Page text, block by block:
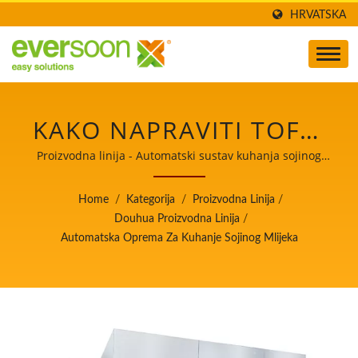
HRVATSKA
KAKO NAPRAVITI TOFU,
PROIZVODNJA TOFUA,
IZRADA TOFUA, PROCES
IZRADE TOFUA,
PROCES PROIZVODNJE
TOFUA, PROCES TOFUA,
Proizvodna linija - Automatski sustav kuhanja sojinog
mlijeka / Voditelj automatskih strojeva za proizvodnju
tofua i sojinog mlijeka s najvišim prioritetom na
sigurnosti hrane.
Home / Kategorija / Proizvodna Linija /
Douhua Proizvodna Linija /
Automatska Oprema Za Kuhanje Sojinog Mlijeka